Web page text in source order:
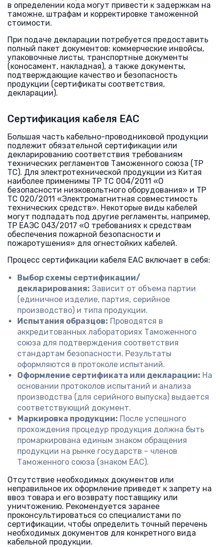
в определении кода могут привести к задержкам на
таможне, штрафам и корректировке таможенной
стоимости.
При подаче декларации потребуется предоставить
полный пакет документов: коммерческие инвойсы,
упаковочные листы, транспортные документы
(коносамент, накладная), а также документы,
подтверждающие качество и безопасность
продукции (сертификаты соответствия,
декларации).
Сертификация кабеля ЕАС
Большая часть кабельно-проводниковой продукции
подлежит обязательной сертификации или
декларированию соответствия требованиям
технических регламентов Таможенного союза (ТР
ТС). Для электротехнической продукции из Китая
наиболее применимы ТР ТС 004/2011 «О
безопасности низковольтного оборудования» и ТР
ТС 020/2011 «Электромагнитная совместимость
технических средств». Некоторые виды кабелей
могут подпадать под другие регламенты, например,
ТР ЕАЭС 043/2017 «О требованиях к средствам
обеспечения пожарной безопасности и
пожаротушения» для огнестойких кабелей.
Процесс сертификации кабеля ЕАС включает в себя:
Выбор схемы сертификации/
декларирования: Зависит от объема партии
(единичное изделие, партия, серийное
производство) и типа продукции.
Испытания образцов: Проводятся в
аккредитованных лабораториях Таможенного
союза для подтверждения соответствия
стандартам безопасности. Результаты
оформляются в протоколе испытаний.
Оформление сертификата или декларации: На
основании протоколов испытаний и анализа
производства (для серийного выпуска) выдается
соответствующий документ.
Маркировка продукции: После успешного
прохождения процедур продукция должна быть
промаркирована единым знаком обращения
продукции на рынке государств – членов
Таможенного союза (знаком ЕАС).
Отсутствие необходимых документов или
неправильное их оформление приведет к запрету на
ввоз товара и его возврату поставщику или
уничтожению. Рекомендуется заранее
проконсультироваться со специалистами по
сертификации, чтобы определить точный перечень
необходимых документов для конкретного вида
кабельной продукции.